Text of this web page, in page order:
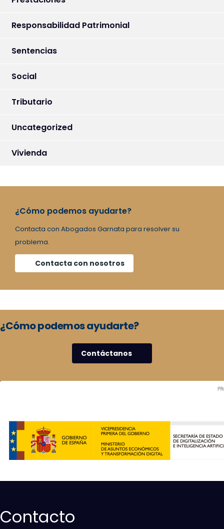
Responsabilidad Patrimonial
Sentencias
Social
Tributario
Uncategorized
Vivienda
¿Cómo podemos ayudarte?
Contacta con Abogados Garnata para resolver su
problema.
Contacta con nosotros
¿Cómo podemos ayudarte?
Contáctanos
Contacto